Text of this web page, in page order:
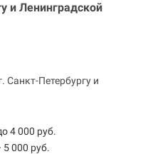
и Ленинградской
Санкт-Петербургу и
4 000 руб.
000 руб.